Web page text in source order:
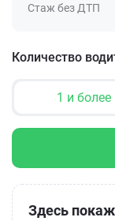
Стаж без ДТП
Количество
1 и более
Здесь